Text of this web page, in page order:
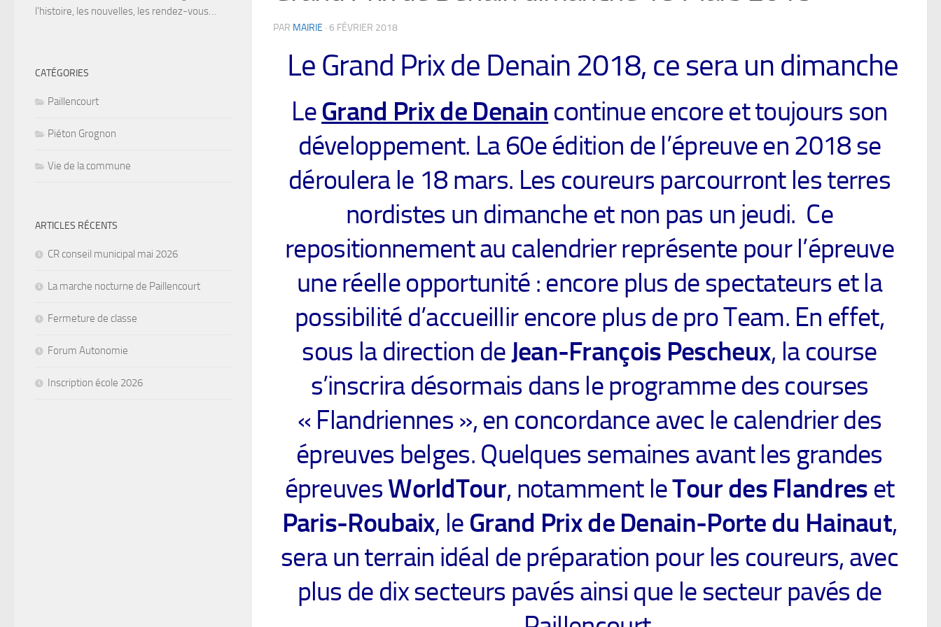
PAR MAIRIE · 6 FÉVRIER 2018
Le Grand Prix de Denain 2018, ce sera un dimanche
LeGrand Prix de Denain continue encore et toujours son
développement. La 60e édition de l’épreuve en 2018 se
déroulera le 18 mars. Les coureurs parcourront les terres
nordistes un dimanche et non pas un jeudi. Ce
repositionnement au calendrier représente pour l’épreuve
une réelle opportunité : encore plus de spectateurs et la
possibilité d’accueillir encore plus de pro Team. En effet,
sous la direction deJean-François Pescheux, la course
s’inscrira désormais dans le programme des courses
« Flandriennes », en concordance avec le calendrier des
épreuves belges. Quelques semaines avant les grandes
épreuvesWorldTour, notamment leTour des Flandreset
Paris-Roubaix, leGrand Prix de Denain-Porte du Hainaut,
sera un terrain idéal de préparation pour les coureurs, avec
plus de dix secteurs pavés ainsi que le secteur pavés de
l’histoire, les nouvelles, les rendez-vous…
CATÉGORIES
Paillencourt
Piéton Grognon
Vie de la commune
ARTICLES RÉCENTS
CR conseil municipal mai 2026
La marche nocturne de Paillencourt
Fermeture de classe
Forum Autonomie
Inscription école 2026